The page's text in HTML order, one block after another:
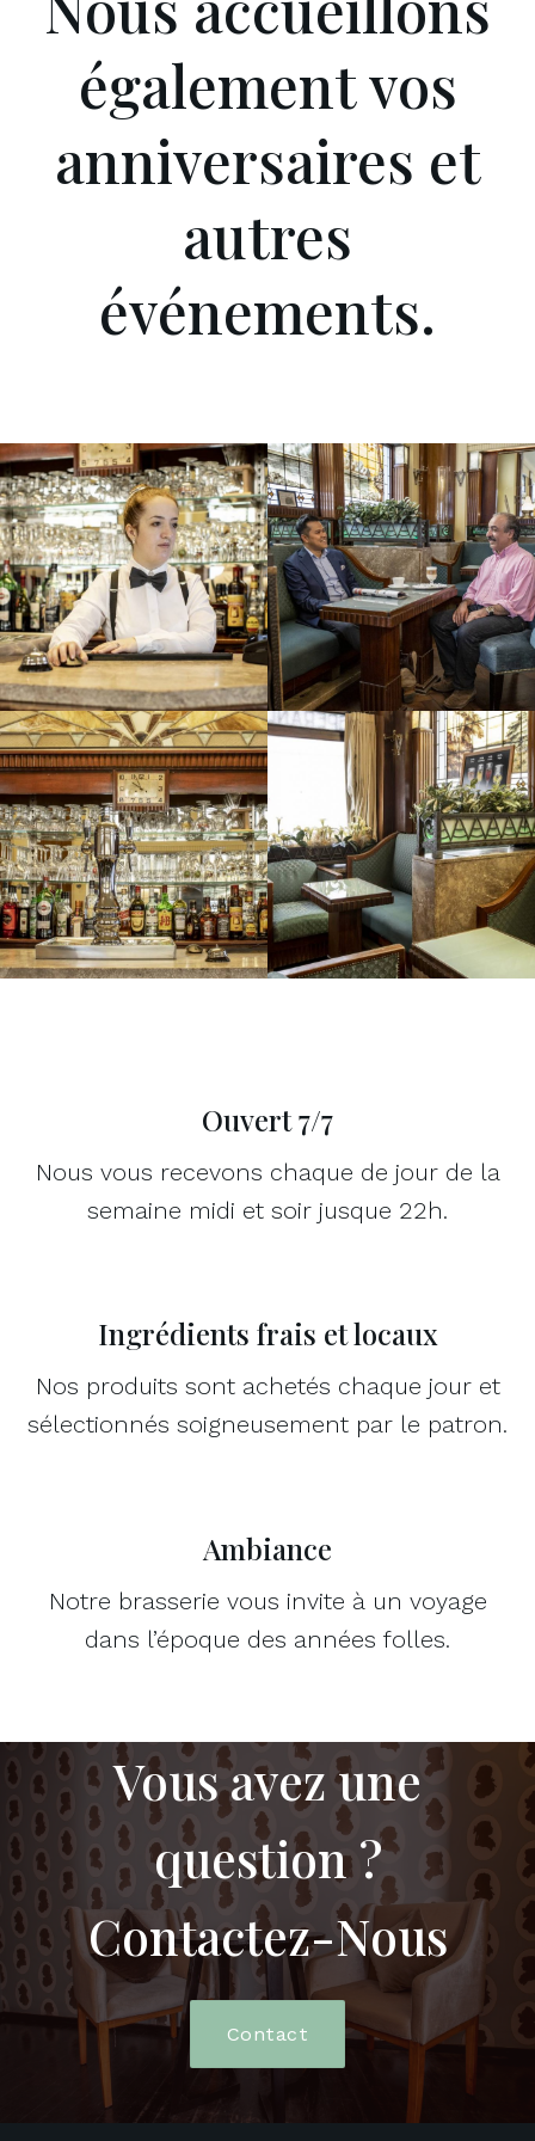
également vos
anniversaires et
autres
événements.
Ouvert 7/7
Nous vous recevons chaque de jour de la
semaine midi et soir jusque 22h.
Ingrédients frais et locaux
Nos produits sont achetés chaque jour et
sélectionnés soigneusement par le patron.
Ambiance
Notre brasserie vous invite à un voyage
dans l’époque des années folles.
Vous avez une
question ?
Contactez-Nous
Contact